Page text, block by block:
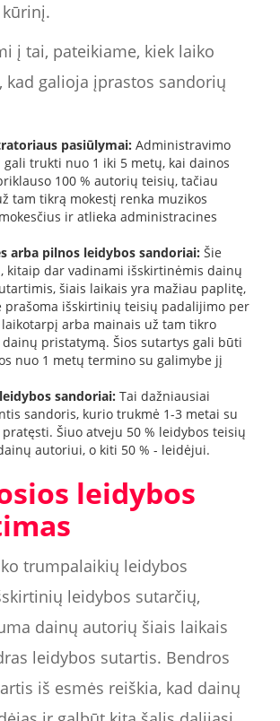
į tai, pateikiame, kiek laiko
kad galioja įprastos sandorių
pasiūlymai: Administravimo
trukti nuo 1 iki 5 metų, kai dainos
100 % autorių teisių, tačiau
tam tikrą mokestį renka muzikos
ir atlieka administracines
arba pilnos leidybos sandoriai: Šie
kitaip dar vadinami išskirtinėmis dainų
šiais laikais yra mažiau paplitę,
prašoma išskirtinių teisių padalijimo per
arba mainais už tam tikro
dainų pristatymą. Šios sutartys gali būti
nuo 1 metų termino su galimybe jį
sandoriai: Tai dažniausiai
sandoris, kurio trukmė 1-3 metai su
Šiuo atveju 50 % leidybos teisių
autoriui, o kiti 50 % - leidėjui.
leidybos
trumpalaikių leidybos
leidybos sutarčių,
dainų autorių šiais laikais
leidybos sutartis. Bendros
iš esmės reiškia, kad dainų